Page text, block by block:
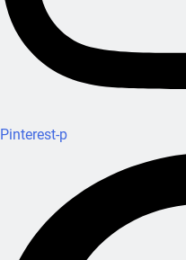
Pinterest-p